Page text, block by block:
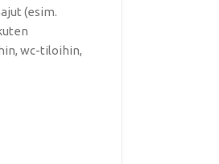
(esim.
wc-tiloihin,